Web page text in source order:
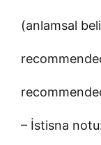
(anlamsal
– İstisna